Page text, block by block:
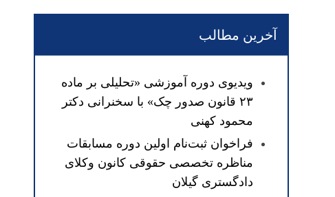
آخرین مطالب
ویدیوی دوره آموزشی «تحلیلی بر ماده
۲۳ قانون صدور چک» با سخنرانی دکتر
محمود کهنی
فراخوان ثبت‌نام اولین دوره مسابقات
مناظره تخصصی حقوقی کانون وکلای
دادگستری گیلان